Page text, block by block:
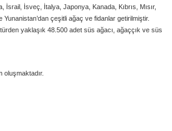
İsrail, İsveç, İtalya, Japonya, Kanada, Kıbrıs, Mısır,
çeşitli ağaç ve fidanlar getirilmiştir.
türden yaklaşık 48.500 adet süs ağacı, ağaççık ve süs
oluşmaktadır.